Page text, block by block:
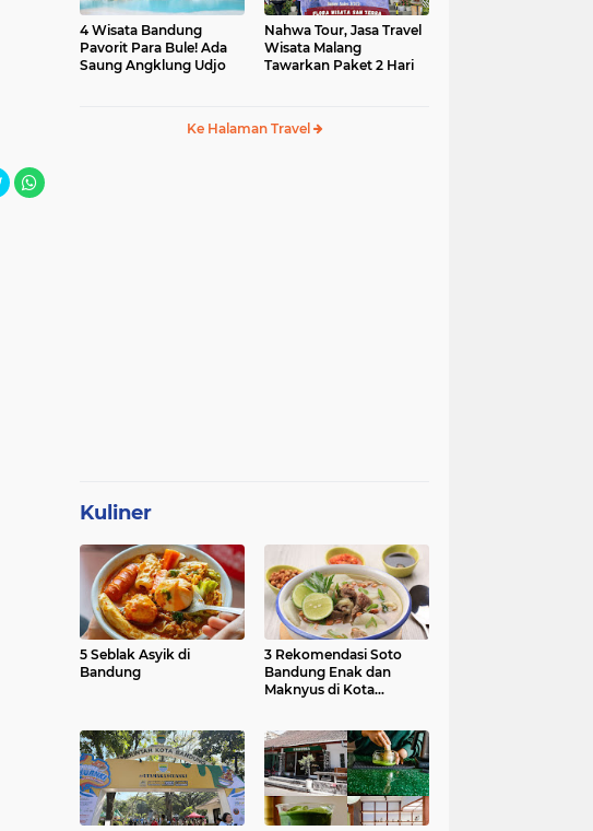
4 Wisata Bandung
Pavorit Para Bule! Ada
Saung Angklung Udjo
Nahwa Tour, Jasa Travel
Wisata Malang
Tawarkan Paket 2 Hari
Ke Halaman Travel
Kuliner
5 Seblak Asyik di
Bandung
3 Rekomendasi Soto
Bandung Enak dan
Maknyus di Kota